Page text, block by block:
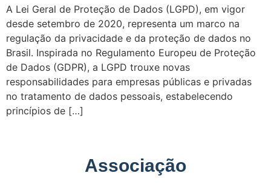
A Lei Geral de Proteção de Dados (LGPD), em vigor
desde setembro de 2020, representa um marco na
regulação da privacidade e da proteção de dados no
Brasil. Inspirada no Regulamento Europeu de Proteção
de Dados (GDPR), a LGPD trouxe novas
responsabilidades para empresas públicas e privadas
no tratamento de dados pessoais, estabelecendo
princípios de […]
Associação